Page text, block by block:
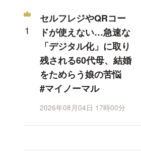
セルフレジやQRコー
ドが使えない…急速な
「デジタル化」に取り
残される60代母、結婚
をためらう娘の苦悩
#マイノーマル
2026年08月04日 17時00分